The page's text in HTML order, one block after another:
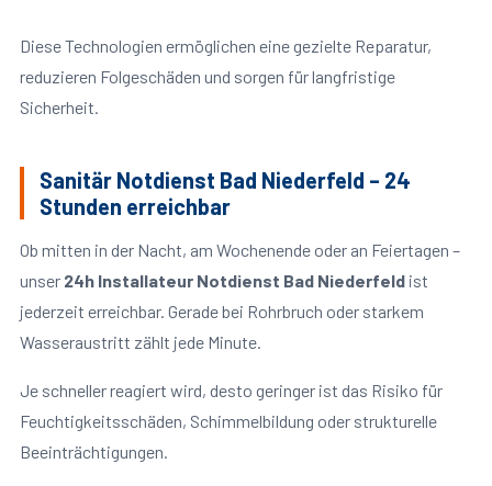
Diese Technologien ermöglichen eine gezielte Reparatur,
reduzieren Folgeschäden und sorgen für langfristige
Sicherheit.
Sanitär Notdienst Bad Niederfeld – 24
Stunden erreichbar
Ob mitten in der Nacht, am Wochenende oder an Feiertagen –
unser 24h Installateur Notdienst Bad Niederfeldist
jederzeit erreichbar. Gerade bei Rohrbruch oder starkem
Wasseraustritt zählt jede Minute.
Je schneller reagiert wird, desto geringer ist das Risiko für
Feuchtigkeitsschäden, Schimmelbildung oder strukturelle
Beeinträchtigungen.